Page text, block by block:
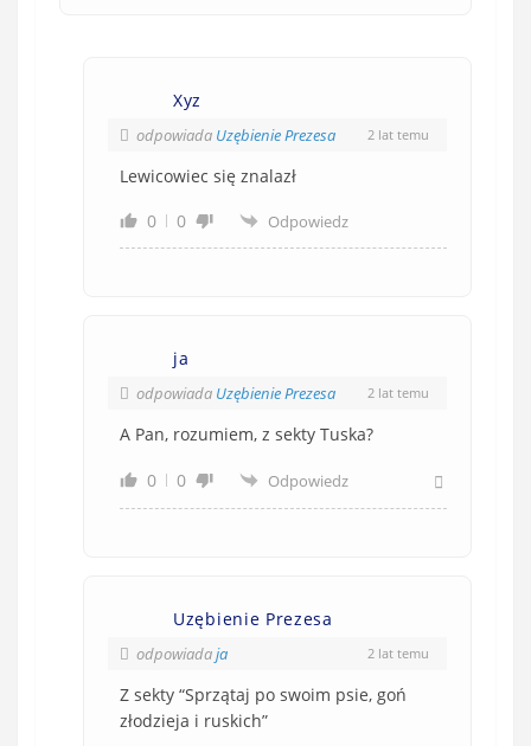
Xyz
odpowiada Uzębienie Prezesa 2 lat temu
Lewicowiec się znalazł
0
0 Odpowiedz
ja
odpowiada Uzębienie Prezesa 2 lat temu
A Pan, rozumiem, z sekty Tuska?
0 0 Odpowiedz
Uzębienie Prezesa
odpowiadaja 2 lat temu
Z sekty “Sprzątaj po swoim psie, goń
złodzieja i ruskich”